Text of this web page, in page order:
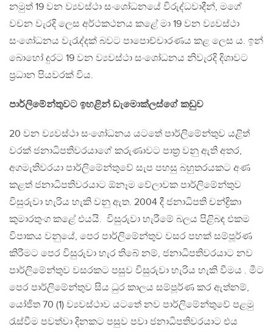
නමුත් 19 වන ව්‍යවස්ථා සංශෝධනයේ විරුද්ධවාදීන්, මගේ
වචන වැරදි ලෙස අර්ථකථනය කළේ මා 19 වන ව්‍යවස්ථා
සංශෝධනය වැරැද්දක් බවට පාපොච්චාරණය කළ ලෙස ය. ඉන්
බොහෝ දුරට 19 වන ව්‍යවස්ථා සංශෝධනය නිවැරදි දිශාවට
ප්‍රධාන පියවරක් විය.
පාර්ලිමේන්තුවට ඉහළින් ඩැමොක්ලස්ගේ කඩුව
20 වන ව්‍යවස්ථා සංශෝධනය යටතේ පාර්ලිමේන්තුව යළිත්
වරක් ජනාධිපතිවරයාගේ කරුණාවට පාත්‍ර වනු ඇති අතර,
අගමැතිවරයා පාර්ලිමේන්තුවේ සැප පහසු බහුතරයකට අණ
කළත් ජනාධිපතිවරයාට ඕනෑම වේලාවක පාර්ලිමේන්තුව
විසුරුවා හැරිය හැකි වනු ඇත. 2004 දී ජනාධිපති චන්ද්‍රිකා
කුමාරතුංග කළේ එයයි. විසුරුවා හැරීමේ බලය පිළිබඳ එකම
විපාකය වනුයේ, පෙර පාර්ලිමේන්තුව වසර පහක් සම්පූර්ණ
කිරීමට පෙර විසුරුවා හැර තිබේ නම්, ජනාධිපතිවරයාට නව
පාර්ලිමේන්තුව වසරකට පසුව විසුරුවා හැරිය හැකි වීමය . මීට
පෙර පාර්ලිමේන්තුව සිය ධුර කාලය සම්පූර්ණ කර ඇත්නම්,
යෝජිත 70 (1) ව්‍යවස්ථාව යටතේ නව පාර්ලිමේන්තුවේ පළමු
රැස්වීම පවත්වා දිනකට පසුව පවා ජනාධිපතිවරයාට එය